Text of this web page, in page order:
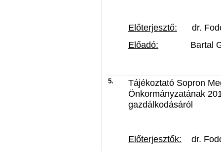
Előterjesztő: dr.
Előadó: Bartal
5.
Tájékoztató Sopron
Önkormányzatának
gazdálkodásáról
Előterjesztők: dr.